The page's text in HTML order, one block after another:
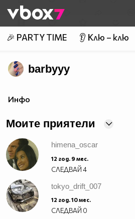
👾
🎉 PARTY TIME 👂 Клю – клю
barbyyy
Инфо
Моите приятели
himena_oscar
12 год. 9 мес.
СЛЕДВАЙ4
tokyo_drift_007
12 год. 10 мес.
СЛЕДВАЙ 0